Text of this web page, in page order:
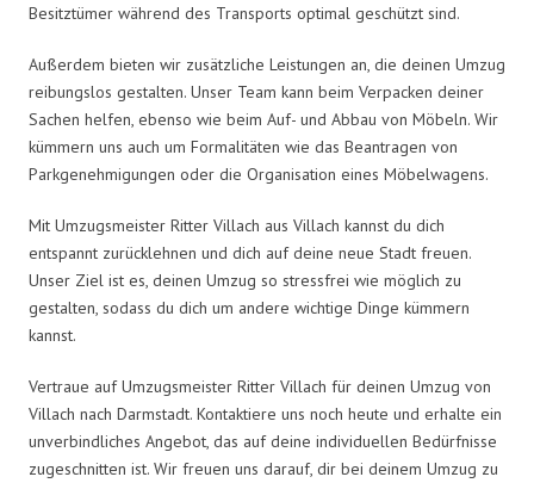
Besitztümer während des Transports optimal geschützt sind.
Außerdem bieten wir zusätzliche Leistungen an, die deinen Umzug
reibungslos gestalten. Unser Team kann beim Verpacken deiner
Sachen helfen, ebenso wie beim Auf- und Abbau von Möbeln. Wir
kümmern uns auch um Formalitäten wie das Beantragen von
Parkgenehmigungen oder die Organisation eines Möbelwagens.
Mit Umzugsmeister Ritter Villach aus Villach kannst du dich
entspannt zurücklehnen und dich auf deine neue Stadt freuen.
Unser Ziel ist es, deinen Umzug so stressfrei wie möglich zu
gestalten, sodass du dich um andere wichtige Dinge kümmern
kannst.
Vertraue auf Umzugsmeister Ritter Villach für deinen Umzug von
Villach nach Darmstadt. Kontaktiere uns noch heute und erhalte ein
unverbindliches Angebot, das auf deine individuellen Bedürfnisse
zugeschnitten ist. Wir freuen uns darauf, dir bei deinem Umzug zu